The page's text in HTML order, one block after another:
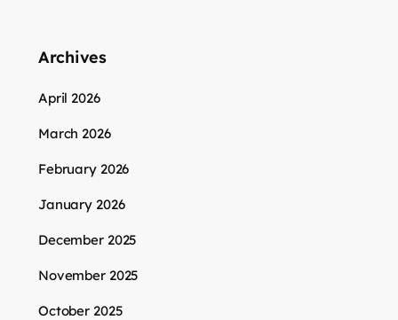
Archives
April 2026
March 2026
February 2026
January 2026
December 2025
November 2025
October 2025